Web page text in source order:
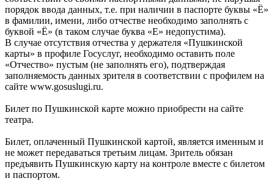
порядок ввода данных, т.е. при наличии в паспорте буквы «Ё»
в фамилии, имени, либо отчестве необходимо заполнять с
буквой «Ё» (в таком случае буква «Е» недопустима).
В случае отсутствия отчества у держателя «Пушкинской
карты» в профиле Госуслуг, необходимо оставить поле
«Отчество» пустым (не заполнять его), подтверждая
заполняемость данных зрителя в соответствии с профилем на
сайте www.gosuslugi.ru.
Билет по Пушкинской карте можно приобрести на сайте
театра.
Билет, оплаченный Пушкинской картой, является именным и
не может передаваться третьим лицам. Зритель обязан
предъявить Пушкинскую карту на контроле вместе с билетом
и паспортом.